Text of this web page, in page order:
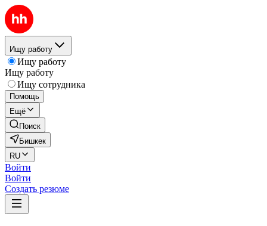
Ищу работу
Ищу работу
Ищу работу
Ищу сотрудника
Помощь
Ещё
Поиск
Бишкек
RU
Войти
Войти
Создать резюме